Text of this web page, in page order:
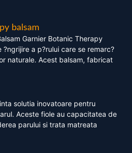
balsam
Garnier Botanic Therapy
a p?rului care se remarc?
naturale. Acest balsam, fabricat
solutia inovatoare pentru
Aceste fiole au capacitatea de
parului si trata matreata